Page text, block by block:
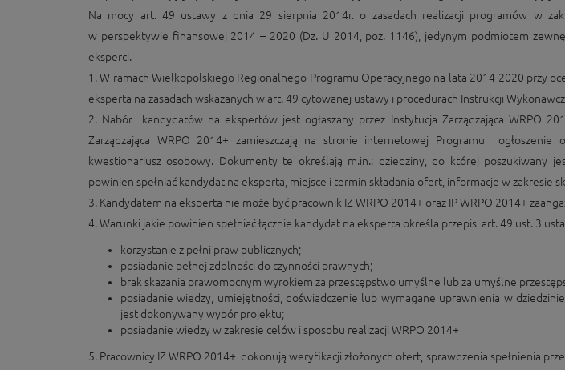
Na mocy art. 49 ustawy z dnia 29 sierpnia 2014r. o zasadach realizacji programów w
w perspektywie finansowej 2014 – 2020 (Dz. U 2014, poz. 1146), jedynym podmiotem
eksperci.
1. W ramach Wielkopolskiego Regionalnego Programu Operacyjnego na lata 2014-2020 przy
eksperta na zasadach wskazanych w art. 49 cytowanej ustawy i procedurach Instrukcji
2. Nabór kandydatów na ekspertów jest ogłaszany przez Instytucja Zarządzająca WRPO
Zarządzająca WRPO 2014+ zamieszczają na stronie internetowej Programu ogłoszenie
kwestionariusz osobowy. Dokumenty te określają m.in.: dziedziny, do której poszukiwany
powinien spełniać kandydat na eksperta, miejsce i termin składania ofert, informacje w zakresie
3. Kandydatem na eksperta nie może być pracownik IZ WRPO 2014+ oraz IP WRPO 2014+
4. Warunki jakie powinien spełniać łącznie kandydat na eksperta określa przepis art. 49 ust. 3
korzystanie z pełni praw publicznych;
posiadanie pełnej zdolności do czynności prawnych;
brak skazania prawomocnym wyrokiem za przestępstwo umyślne lub za umyślne
posiadanie wiedzy, umiejętności, doświadczenie lub wymagane uprawnienia w
jest dokonywany wybór projektu;
posiadanie wiedzy w zakresie celów i sposobu realizacji WRPO 2014+
5. Pracownicy IZ WRPO 2014+ dokonują weryfikacji złożonych ofert, sprawdzenia spełnienia